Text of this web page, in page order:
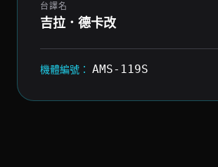
台譯名
吉拉．德卡改
機體編號： AMS-119S